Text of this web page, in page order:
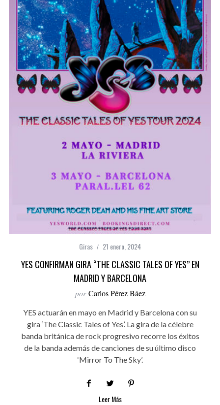
Giras 21 enero, 2024
YES CONFIRMAN GIRA “THE CLASSIC TALES OF YES” EN
MADRID Y BARCELONA
por Carlos Pérez Báez
YES actuarán en mayo en Madrid y Barcelona con su
gira ‘The Classic Tales of Yes’. La gira de la célebre
banda británica de rock progresivo recorre los éxitos
de la banda además de canciones de su último disco
‘Mirror To The Sky’.
Leer Más